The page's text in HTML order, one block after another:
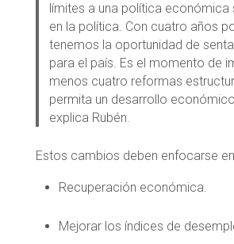
límites a una política económica
en la política. Con cuatro años
tenemos la oportunidad de
para el país. Es el momento de
menos cuatro reformas
permita un desarrollo
explica Rubén.
Estos cambios deben enfocarse
Recuperación económica.
Mejorar los índices de